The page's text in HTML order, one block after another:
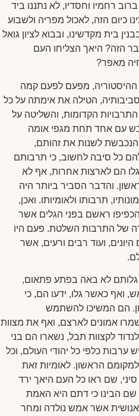
רחמיו וחסדיו, לא נתננו ביד
כיום הזה, לאכול מפריה ולשבוע
בית מקדשינו, ובבוא לציון גואל
הזה? היאך הצליחו העם
מאפר?
ההיסטוריה, מפעם לפעם קמה
הטילה את אימתה על כל
הקדומות, והשליטה על
עם אחד תחת מגפי אומה
לשנות את זהותם,
כל סיבה לחשוב, כי תרבותם
גלו הם לארצות אחרות, אף לא
והדבר הסביר ביותר היה
תרבותו ולאומיותו. ואכן,
ראשם בפני הגלים אשר
של התרבות השלטת. פעם היו
ועוד רבים ורעים, אשר
גלותם לא באה בפתע פתאום,
ואף כאשר גלו, ידעו הם, כי
הם המשיכו להשתמש
אמונים לארצם, ואף את מצוות
לקצוות תבל, נשארו הם בני
ערבות כלפי כל יהודי העולם, וכל
הראשון. לאומיות זאת
שם ראו כל העם היאך ירד
שם הבינו כי דתם היא האמת
אשר אמש נולדה ומחר